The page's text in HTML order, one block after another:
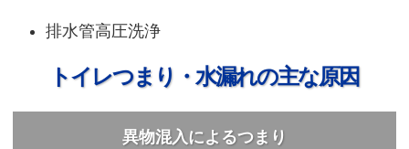
排水管高圧洗浄
トイレつまり・水漏れの主な原因
異物混入によるつまり